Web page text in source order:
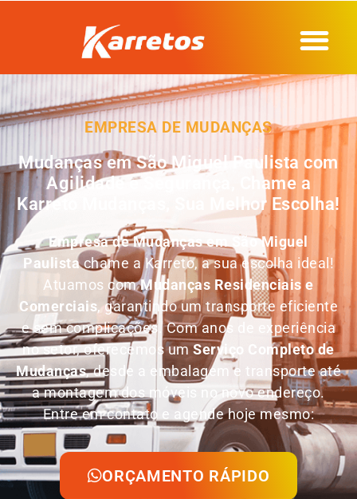
EMPRESA DE MUDANÇAS
Mudanças em São Miguel Paulista com
Agilidade e Segurança, Chame a
Karreto Mudanças, Sua Melhor Escolha!
Empresa de Mudanças em
São Miguel
Paulistachame a Karreto, a sua escolha ideal!
Atuamos comMudanças Residenciais e
Comerciais, garantindo um transporte eficiente
e sem complicações. Com anos de experiência
no setor, oferecemos umServiço Completo de
Mudanças, desde a embalagem e transporte até
a montagem dos móveis no novo endereço.
Entre em contato e agende hoje mesmo:
ORÇAMENTO RÁPIDO